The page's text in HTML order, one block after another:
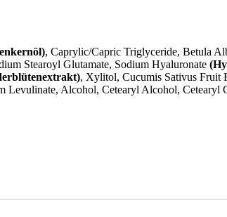
, Caprylic/Capric Triglyceride, Betula
Stearoyl Glutamate, Sodium Hyaluronate
, Xylitol, Cucumis Sativus Fruit
Levulinate, Alcohol, Cetearyl Alcohol, Cetearyl